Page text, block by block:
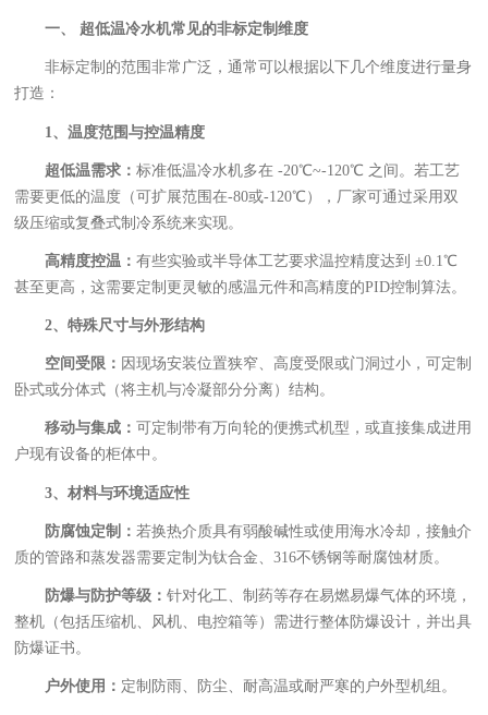
一、 超低温冷水机常见的非标定制维度
非标定制的范围非常广泛，通常可以根据以下几个维度进行量身
打造：
1、温度范围与控温精度
超低温需求：标准低温冷水机多在 -20℃~-120℃ 之间。若工艺
需要更低的温度（可扩展范围在-80或-120℃），厂家可通过采用双
级压缩或复叠式制冷系统来实现。
高精度控温：有些实验或半导体工艺要求温控精度达到 ±0.1℃
甚至更高，这需要定制更灵敏的感温元件和高精度的PID控制算法。
2、特殊尺寸与外形结构
空间受限： 因现场安装位置狭窄、高度受限或门洞过小，可定制
卧式或分体式（将主机与冷凝部分分离）结构。
移动与集成：可定制带有万向轮的便携式机型，或直接集成进用
户现有设备的柜体中。
3、材料与环境适应性
防腐蚀定制： 若换热介质具有弱酸碱性或使用海水冷却，接触介
质的管路和蒸发器需要定制为钛合金、316不锈钢等耐腐蚀材质。
防爆与防护等级：针对化工、制药等存在易燃易爆气体的环境，
整机（包括压缩机、风机、电控箱等）需进行整体防爆设计，并出具
防爆证书。
户外使用： 定制防雨、防尘、耐高温或耐严寒的户外型机组。